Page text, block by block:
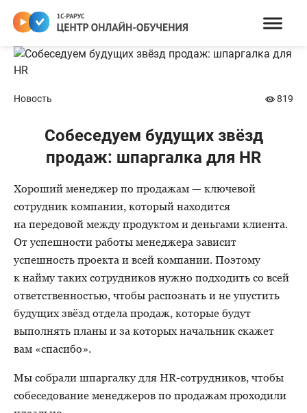
Новость 819
Собеседуем будущих звёзд
продаж: шпаргалка для HR
Хороший менеджер по продажам — ключевой
сотрудник компании, который находится
на передовой между продуктом и деньгами клиента.
От успешности работы менеджера зависит
успешность проекта и всей компании. Поэтому
к найму таких сотрудников нужно подходить со всей
ответственностью, чтобы распознать и не упустить
будущих звёзд отдела продаж, которые будут
выполнять планы и за которых начальник скажет
вам «спасибо».
Мы собрали шпаргалку для HR-сотрудников, чтобы
собеседование менеджеров по продажам проходили